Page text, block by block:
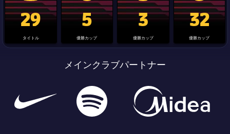
La Liga trophy
29
タイトル
Champions League trophy
5
優勝カップ
label.aria.clubworldcup
3
優勝カップ
国王杯
32
優勝カップ
メインクラブパートナー